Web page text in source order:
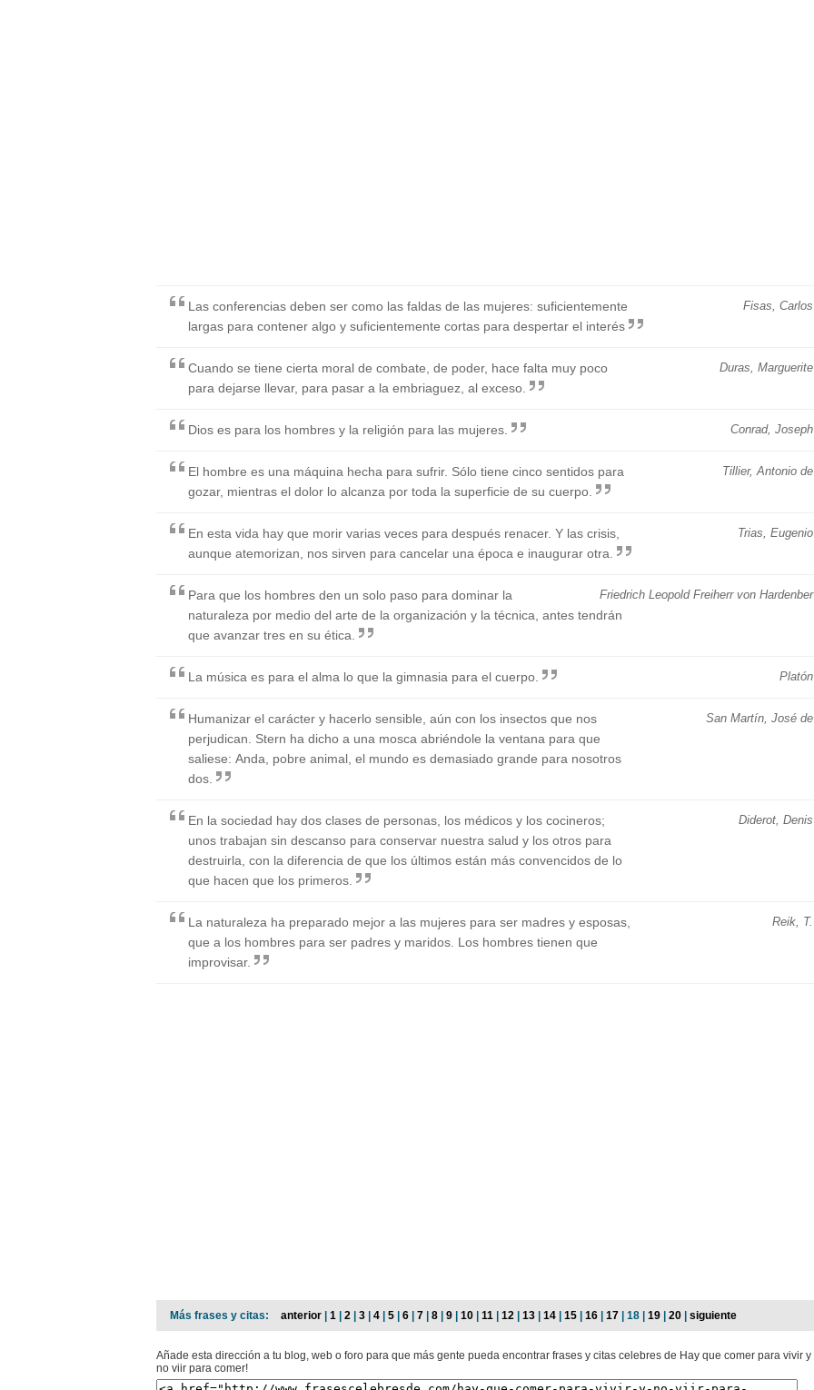
Fisas, Carlos
Las conferencias deben ser como las faldas de las mujeres: suficientemente
largas para contener algo y suficientemente cortas para despertar el interés
Duras, Marguerite
Cuando se tiene cierta moral de combate, de poder, hace falta muy poco
para dejarse llevar, para pasar a la embriaguez, al exceso.
Conrad, Joseph
Dios es para los hombres y la religión para las mujeres.
Tillier, Antonio de
El hombre es una máquina hecha para sufrir. Sólo tiene cinco sentidos para
gozar, mientras el dolor lo alcanza por toda la superficie de su cuerpo.
Trias, Eugenio
En esta vida hay que morir varias veces para después renacer. Y las crisis,
aunque atemorizan, nos sirven para cancelar una época e inaugurar otra.
Friedrich Leopold Freiherr von Hardenber
Para que los hombres den un solo paso para dominar la
naturaleza por medio del arte de la organización y la técnica, antes tendrán
que avanzar tres en su ética.
Platón
La música es para el alma lo que la gimnasia para el cuerpo.
San Martín, José de
Humanizar el carácter y hacerlo sensible, aún con los insectos que nos
perjudican. Stern ha dicho a una mosca abriéndole la ventana para que
saliese: Anda, pobre animal, el mundo es demasiado grande para nosotros
dos.
Diderot, Denis
En la sociedad hay dos clases de personas, los médicos y los cocineros;
unos trabajan sin descanso para conservar nuestra salud y los otros para
destruirla, con la diferencia de que los últimos están más convencidos de lo
que hacen que los primeros.
Reik, T.
La naturaleza ha preparado mejor a las mujeres para ser madres y esposas,
que a los hombres para ser padres y maridos. Los hombres tienen que
improvisar.
Más frases y citas: anterior 1 2 3 4 5 6 7 8 9 10 11 12 13 14 15 16 17 | 18 | 19 20 siguiente
Añade esta dirección a tu blog, web o foro para que más gente pueda encontrar frases y citas celebres de Hay que comer para vivir y
no viir para comer!